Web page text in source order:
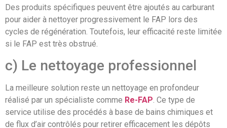
Des produits spécifiques peuvent être ajoutés au carburant
pour aider à nettoyer progressivement le FAP lors des
cycles de régénération. Toutefois, leur efficacité reste limitée
si le FAP est très obstrué.
c) Le nettoyage professionnel
La meilleure solution reste un nettoyage en profondeur
réalisé par un spécialiste comme Re-FAP. Ce type de
service utilise des procédés à base de bains chimiques et
de flux d’air contrôlés pour retirer efficacement les dépôts